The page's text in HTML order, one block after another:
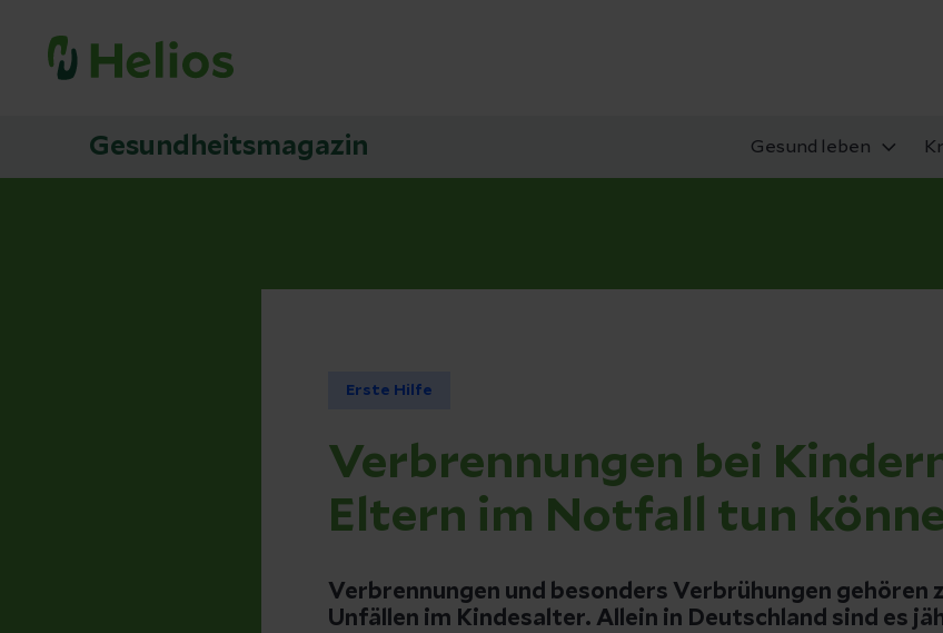
Gesundheitsmagazin Gesund leben
Erste Hilfe
Verbrennungen bei
Eltern im Notfall tun
Verbrennungen und besonders Verbrühungen gehören
Unfällen im Kindesalter. Allein in Deutschland sind es